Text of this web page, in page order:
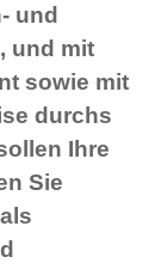
und
und mit
sowie mit
durchs
Ihre
Sie